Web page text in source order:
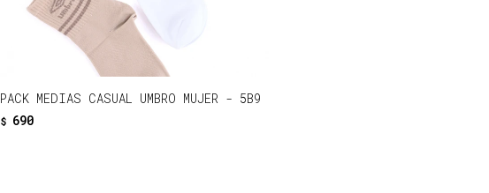
PACK MEDIAS CASUAL UMBRO MUJER - 5B9
$ 690